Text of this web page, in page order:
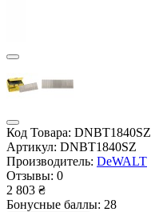
Код Товара: DNBT1840SZ
Артикул: DNBT1840SZ
Производитель: DeWALT
Отзывы: 0
2 803 ₴
Бонусные баллы: 28